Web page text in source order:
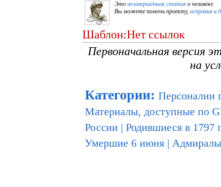
Это незавершённая статья о человеке.
Вы можете помочь проекту, исправив и
Шаблон:Нет ссылок
Первоначальная версия
на
Категории: Персоналии
Материалы, доступные по
России | Родившиеся в 1797
Умершие 6 июня |